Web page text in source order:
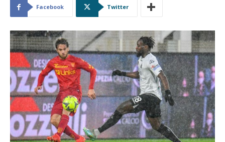
Facebook Twitter